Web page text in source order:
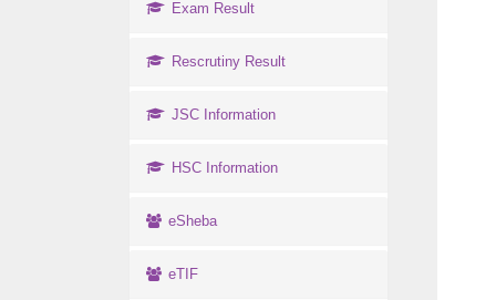
Exam Result
Rescrutiny Result
JSC Information
HSC Information
eSheba
eTIF